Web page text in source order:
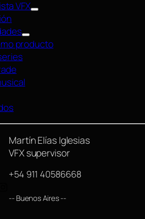
VFX
producto
www.imdb.com/name/
Martín Elías Iglesias
VFX supervisor
+54 911 40586668
-- Buenos Aires --